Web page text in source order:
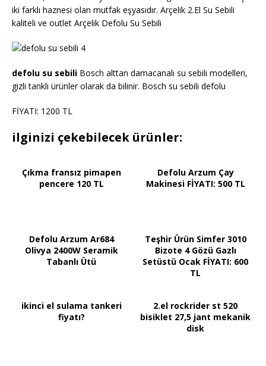
iki farklı haznesi olan mutfak eşyasıdır. Arçelik 2.El Su Sebili
kaliteli ve outlet Arçelik Defolu Su Sebili
defolu su sebili Bosch alttan damacanalı su sebili modelleri,
gizli tanklı ürünler olarak da bilinir. Bosch su sebili defolu
FİYATI: 1200 TL
ilginizi çekebilecek ürünler:
Çıkma fransız pimapen
pencere 120 TL
Defolu Arzum Çay
Makinesi FİYATI: 500 TL
Defolu Arzum Ar684
Olivya 2400W Seramik
Tabanlı Ütü
Teşhir Ürün Simfer 3010
Bizote 4 Gözü Gazlı
Setüstü Ocak FİYATI: 600
TL
ikinci el sulama tankeri
fiyatı?
2.el rockrider st 520
bisiklet 27,5 jant mekanik
disk